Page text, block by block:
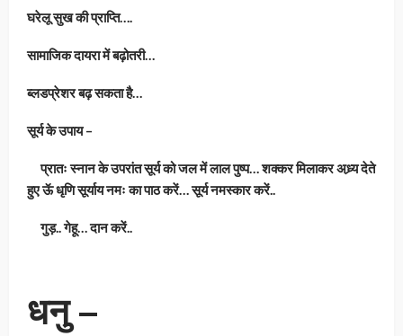
घरेलू सुख की प्राप्ति….
सामाजिक दायरा में बढ़ोतरी…
ब्लडप्रेशर बढ़ सकता है…
सूर्य के उपाय –
प्रातः स्नान के उपरांत सूर्य को जल में लाल पुष्प… शक्कर मिलाकर अध्र्य देते
हुए ऊॅ धृणि सूर्याय नमः का पाठ करें… सूर्य नमस्कार करें..
गुड़.. गेहू… दान करें..
धनु –